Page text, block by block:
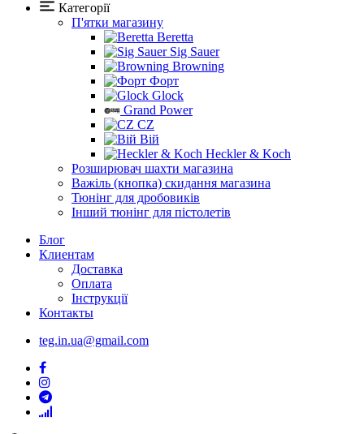
Категорії
П'ятки магазину
Beretta
Sig Sauer
Browning
Форт
Glock
Grand Power
CZ
Вій
Heckler & Koch
Розширювач шахти магазина
Важіль (кнопка) скидання магазина
Тюнінг для дробовиків
Інший тюнінг для пістолетів
Блог
Клиентам
Доставка
Оплата
Інструкції
Контакты
teg.in.ua@gmail.com